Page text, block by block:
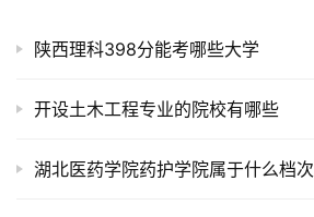
陕西理科398分能考哪些大学
开设土木工程专业的院校有哪些
湖北医药学院药护学院属于什么档次